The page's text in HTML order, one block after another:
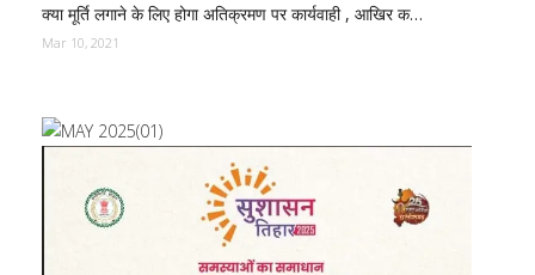
क्या मूर्ति लगाने के लिए होगा अतिक्रमण पर कार्यवाही , आखिर क…
Mar 10, 2021